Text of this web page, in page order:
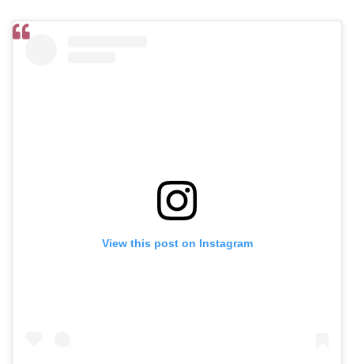
View this post on Instagram